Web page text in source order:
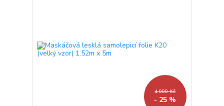
4 000 Kč
- 25 %